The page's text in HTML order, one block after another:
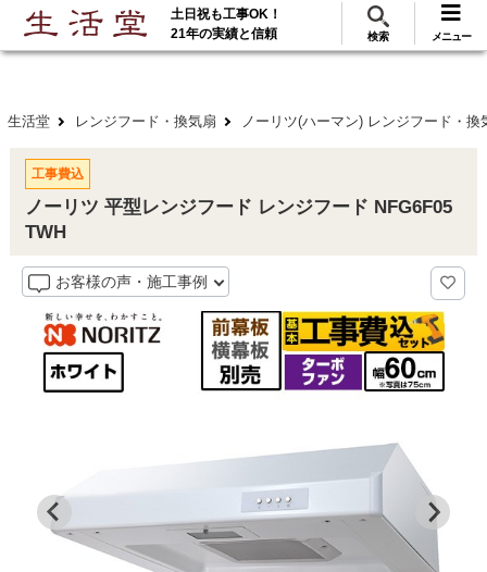
ご利用 288万･工事実績117万件! 無料見積
土日祝も工事OK！
21年の実績と信頼
検索 メニュー
生活堂 レンジフード・換気扇 ノーリツ(ハーマン) レンジフード・換
工事費込
ノーリツ 平型レンジフード レンジフード NFG6F05
TWH
お客様の声・施工事例